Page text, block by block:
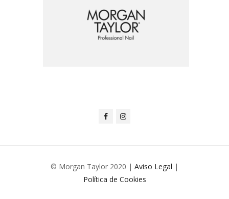
© Morgan Taylor 2020 | Aviso Legal |
Política de Cookies